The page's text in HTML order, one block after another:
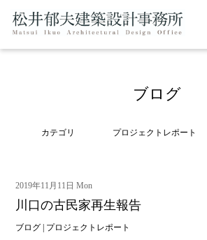
ブログ
カテゴリ プロジェクトレポート
2019年11月11日 Mon
川口の古民家再生報告
ブログ プロジェクトレポート